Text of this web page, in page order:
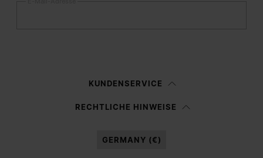
Datenschutzerklärunggelesen und willige in die Verarbeitung
KUNDENSERVICE
RECHTLICHE HINWEISE
GERMANY (€)